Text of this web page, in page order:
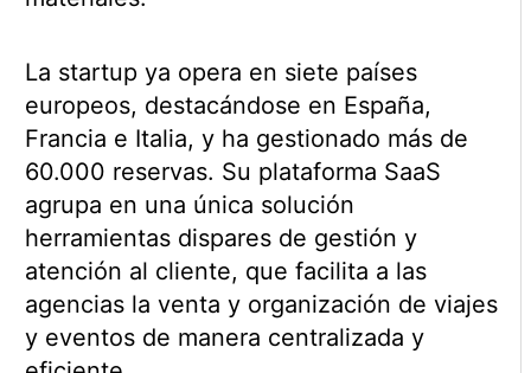
La startup ya opera en siete países
europeos, destacándose en España,
Francia e Italia, y ha gestionado más de
60.000 reservas. Su plataforma SaaS
agrupa en una única solución
herramientas dispares de gestión y
atención al cliente, que facilita a las
agencias la venta y organización de viajes
y eventos de manera centralizada y